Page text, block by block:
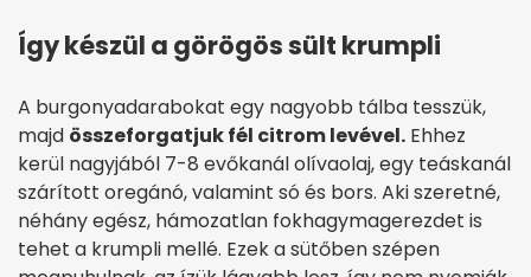
Így készül a görögös sült krumpli
A burgonyadarabokat egy nagyobb tálba tesszük,
majd összeforgatjuk fél citrom levével. Ehhez
kerül nagyjából 7-8 evőkanál olívaolaj, egy teáskanál
szárított oregánó, valamint só és bors. Aki szeretné,
néhány egész, hámozatlan fokhagymagerezdet is
tehet a krumpli mellé. Ezek a sütőben szépen